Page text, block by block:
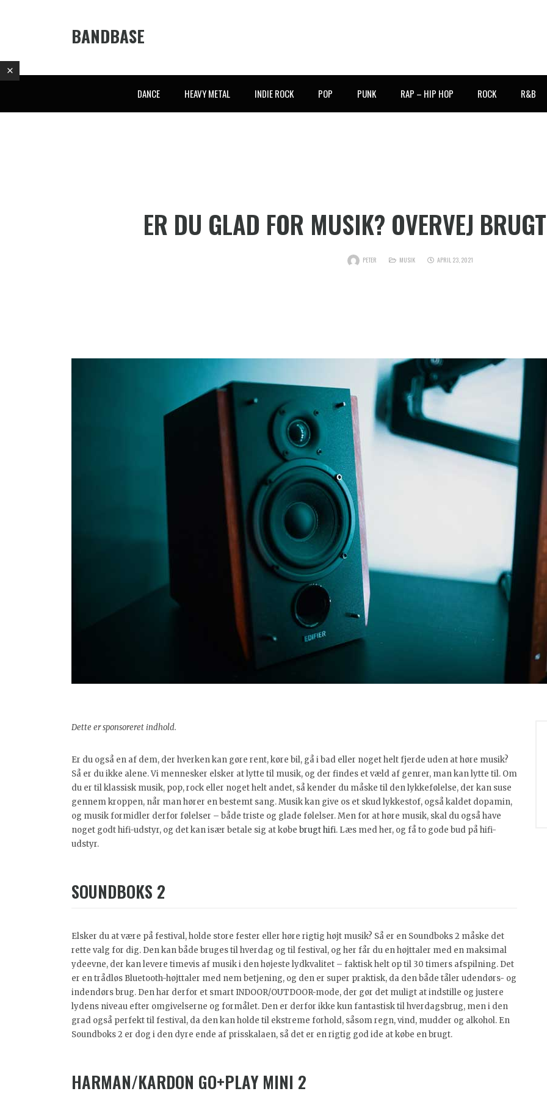
BANDBASE
DANCE HEAVY METAL INDIE ROCK POP PUNK RAP – HIP HOP ROCK R&B
ER DU GLAD FOR MUSIK? OVERVEJ
PETER MUSIK APRIL 23, 2021
Dette er sponsoreret indhold.
Er du også en af dem, der hverken kan gøre rent, køre bil, gå i bad eller noget helt fjerde uden at høre musik?
Så er du ikke alene. Vi mennesker elsker at lytte til musik, og der findes et væld af genrer, man kan lytte til. Om
du er til klassisk musik, pop, rock eller noget helt andet, så kender du måske til den lykkefølelse, der kan suse
gennem kroppen, når man hører en bestemt sang. Musik kan give os et skud lykkestof, også kaldet dopamin,
og musik formidler derfor følelser – både triste og glade følelser. Men for at høre musik, skal du også have
noget godt hifi-udstyr, og det kan især betale sig at købe brugt hifi. Læs med her, og få to gode bud på hifi-
udstyr.
SOUNDBOKS 2
Elsker du at være på festival, holde store fester eller høre rigtig højt musik? Så er en Soundboks 2 måske det
rette valg for dig. Den kan både bruges til hverdag og til festival, og her får du en højttaler med en maksimal
ydeevne, der kan levere timevis af musik i den højeste lydkvalitet – faktisk helt op til 30 timers afspilning. Det
er en trådløs Bluetooth-højttaler med nem betjening, og den er super praktisk, da den både tåler udendørs- og
indendørs brug. Den har derfor et smart INDOOR/OUTDOOR-mode, der gør det muligt at indstille og justere
lydens niveau efter omgivelserne og formålet. Den er derfor ikke kun fantastisk til hverdagsbrug, men i den
grad også perfekt til festival, da den kan holde til ekstreme forhold, såsom regn, vind, mudder og alkohol. En
Soundboks 2 er dog i den dyre ende af prisskalaen, så det er en rigtig god ide at købe en brugt.
HARMAN/KARDON GO+PLAY MINI 2